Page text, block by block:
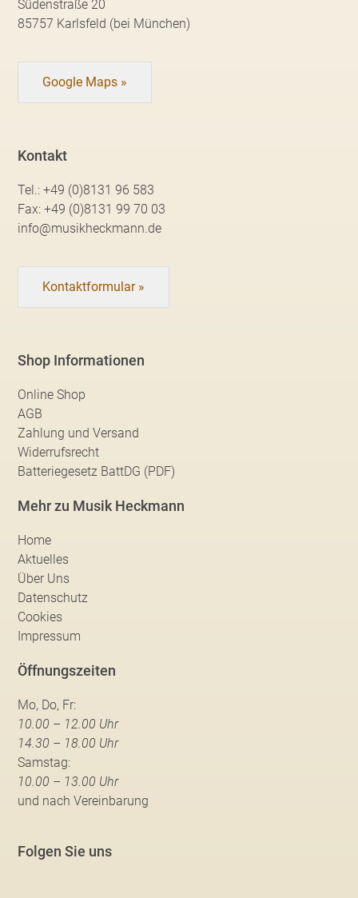
Südenstraße 20
85757 Karlsfeld (bei München)
Google Maps »
Kontakt
Tel.:+49 (0)8131 96 583
Fax:+49 (0)8131 99 70 03
info@musikheckmann.de
Kontaktformular »
Shop Informationen
Online Shop
AGB
Zahlung und Versand
Widerrufsrecht
Batteriegesetz BattDG (PDF)
Mehr zu Musik Heckmann
Home
Aktuelles
Über Uns
Datenschutz
Cookies
Impressum
Öffnungszeiten
Mo, Do, Fr:
10.00 – 12.00 Uhr
14.30 – 18.00 Uhr
Samstag:
10.00 – 13.00 Uhr
und nach Vereinbarung
Folgen Sie uns